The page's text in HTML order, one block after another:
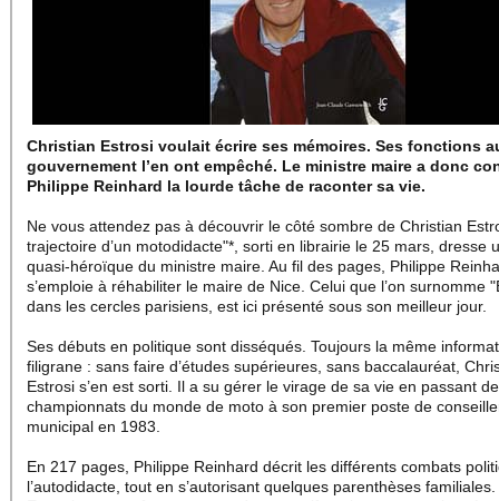
Christian Estrosi voulait écrire ses mémoires. Ses fonctions
gouvernement l’en ont empêché. Le ministre maire a donc
Philippe Reinhard la lourde tâche de raconter sa vie.
Ne vous attendez pas à découvrir le côté sombre de Christian
trajectoire d’un motodidacte"*, sorti en librairie le 25 mars, dresse
quasi-héroïque du ministre maire. Au fil des pages, Philippe
s’emploie à réhabiliter le maire de Nice. Celui que l’on surnomme
dans les cercles parisiens, est ici présenté sous son meilleur jour.
Ses débuts en politique sont disséqués. Toujours la même
filigrane : sans faire d’études supérieures, sans baccalauréat,
Estrosi s’en est sorti. Il a su gérer le virage de sa vie en passant
championnats du monde de moto à son premier poste de
municipal en 1983.
En 217 pages, Philippe Reinhard décrit les différents combats
l’autodidacte, tout en s’autorisant quelques parenthèses